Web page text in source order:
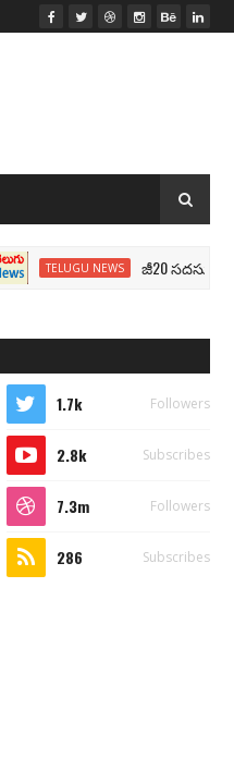
TELUGU NEWS జీ20 సదస్సు.. మోదీ
1.7k Followers
2.8k Subscribes
7.3m Followers
286 Subscribes